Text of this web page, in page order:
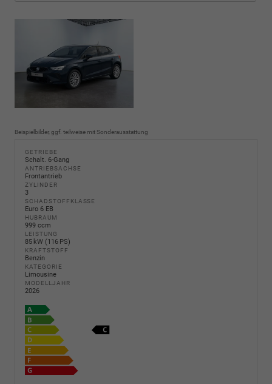
Beispielbilder, ggf. teilweise mit Sonderausstattung
GETRIEBE
Schalt. 6-Gang
ANTRIEBSACHSE
Frontantrieb
ZYLINDER
3
SCHADSTOFFKLASSE
Euro 6 EB
HUBRAUM
999 ccm
LEISTUNG
85 kW (116 PS)
KRAFTSTOFF
Benzin
KATEGORIE
Limousine
MODELLJAHR
2026